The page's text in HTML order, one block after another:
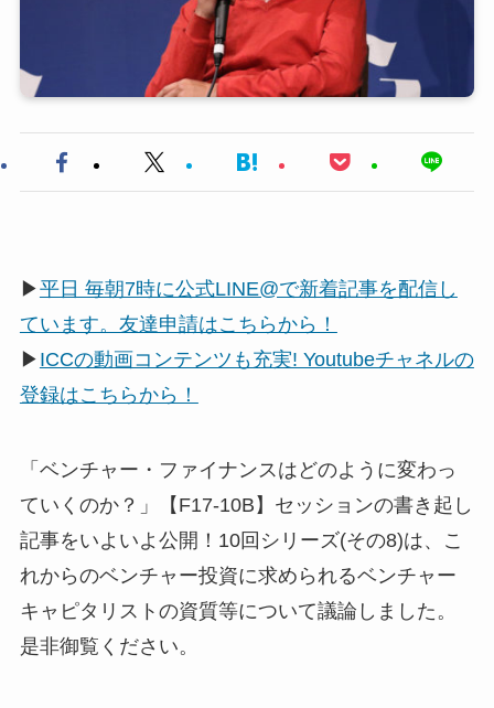
▶平日 毎朝7時に公式LINE@で新着記事を配信し
ています。友達申請はこちらから！
▶ ICCの動画コンテンツも充実! Youtubeチャネルの
登録はこちらから！
「ベンチャー・ファイナンスはどのように変わっ
ていくのか？」【F17-10B】セッションの書き起し
記事をいよいよ公開！10回シリーズ(その8)は、こ
れからのベンチャー投資に求められるベンチャー
キャピタリストの資質等について議論しました。
是非御覧ください。